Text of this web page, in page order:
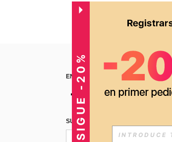
ENCUÉNTRANOS EN
SUSCRÍBETE PARA RECIBIR
CONSIGUE -20%